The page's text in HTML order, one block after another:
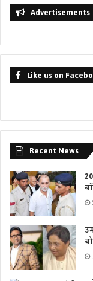
Advertisements
Like us on
Recent News